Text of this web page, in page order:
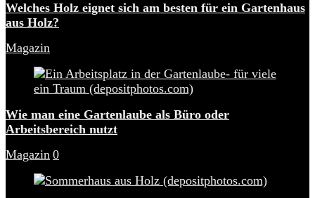
Welches Holz eignet sich am besten für ein Gartenhaus
aus Holz?
Magazin
Wie man eine Gartenlaube als Büro oder
Arbeitsbereich nutzt
Magazin 0